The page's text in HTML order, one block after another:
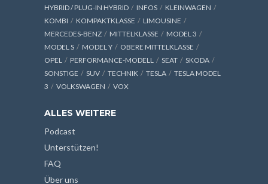
HYBRID / PLUG-IN HYBRID
INFOS
KLEINWAGEN
KOMBI
KOMPAKTKLASSE
LIMOUSINE
MERCEDES-BENZ
MITTELKLASSE
MODEL 3
MODEL S
MODEL Y
OBERE MITTELKLASSE
OPEL
PERFORMANCE-MODELL SEAT
SKODA
SONSTIGE
SUV TECHNIK TESLA
TESLA MODEL
3
VOLKSWAGEN VOX
ALLES WEITERE
Podcast
Unterstützen!
FAQ
Über uns